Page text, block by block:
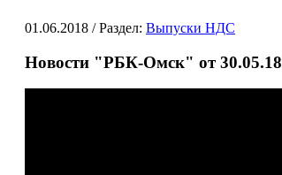
01.06.2018 / Раздел: Выпуски НДС
Новости "РБК-Омск" от 30.05.18